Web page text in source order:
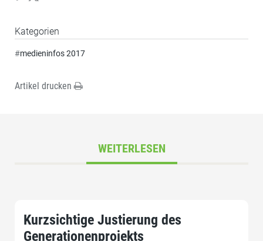
Kategorien
#medieninfos 2017
Artikel drucken
WEITERLESEN
Kurzsichtige Justierung des
Generationenprojekts